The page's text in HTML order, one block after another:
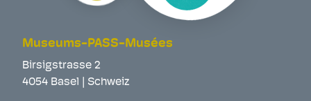
Museums-PASS-Musées
Birsigstrasse 2
4054 Basel | Schweiz